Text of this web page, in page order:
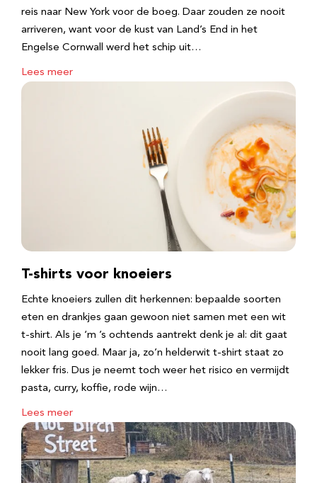
reis naar New York voor de boeg. Daar zouden ze nooit
arriveren, want voor de kust van Land’s End in het
Engelse Cornwall werd het schip uit…
Lees meer
T-shirts voor knoeiers
Echte knoeiers zullen dit herkennen: bepaalde soorten
eten en drankjes gaan gewoon niet samen met een wit
t-shirt. Als je ‘m ’s ochtends aantrekt denk je al: dit gaat
nooit lang goed. Maar ja, zo’n helderwit t-shirt staat zo
lekker fris. Dus je neemt toch weer het risico en vermijdt
pasta, curry, koffie, rode wijn…
Lees meer